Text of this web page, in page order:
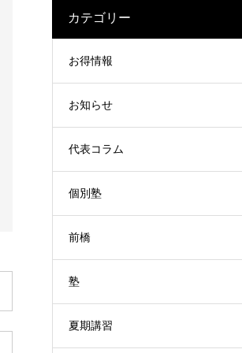
カテゴリー
お得情報
お知らせ
代表コラム
個別塾
前橋
塾
夏期講習